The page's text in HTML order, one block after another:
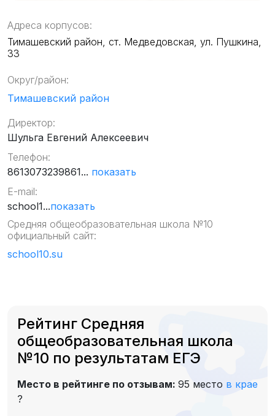
Адреса корпусов:
Тимашевский район, ст. Медведовская, ул. Пушкина,
33
Округ/район:
Тимашевский район
Директор:
Шульга Евгений Алексеевич
Телефон:
8613073239861... показать
E-mail:
school1...показать
Средняя общеобразовательная школа №10
официальный сайт:
school10.su
Рейтинг Средняя
общеобразовательная школа
№10 по результатам ЕГЭ
Место в рейтинге по отзывам: 95 место в крае
?